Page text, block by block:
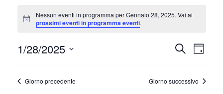
Eventi
for
Gennaio
28,
Notice
Nessun eventi in programma per Gennaio 28, 2025. Vai ai
prossimi eventi in programma eventi.
Eventi
Ricerca
e
Cerca
Viste
Giorno
1/28/2025
Seleziona
data.
Giorno precedente Giorno successivo